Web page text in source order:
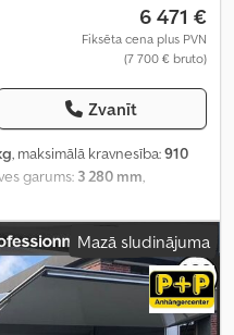
6 471 €
Fiksēta cena plus PVN
(7 700 € bruto)
Zvanīt
, maksimālā kravnesība:910
garums: 3 280 mm
tilpums:10,7 m³, krāsa:
mm, darba platums:2 265
Mazā sludinājuma